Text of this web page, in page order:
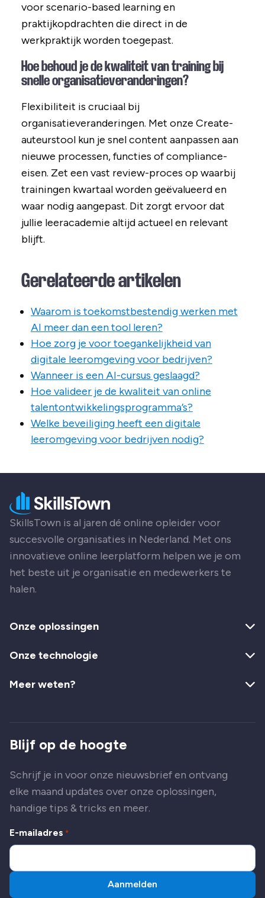
voor scenario-based learning en
praktijkopdrachten die direct in de
werkpraktijk worden toegepast.
Hoe behoud je de kwaliteit van training bij
snelle organisatieveranderingen?
Flexibiliteit is cruciaal bij
organisatieveranderingen. Met onze Create-
auteurstool kun je snel content aanpassen aan
nieuwe processen, functies of compliance-
eisen. Zet een vast review-proces op waarbij
trainingen kwartaal worden geëvalueerd en
waar nodig aangepast. Dit zorgt ervoor dat
jullie leeracademie altijd actueel en relevant
blijft.
Gerelateerde artikelen
Waarom is toekomstbestendig werken met
AI meer dan een tool leren?
Hoe zorg je voor toegankelijkheid van
digitale leeromgeving voor bedrijven?
Wanneer is een AI-cursus geslaagd?
Hoe valideer je de kwaliteit van online
talentontwikkelingsprogramma’s?
Welke beveiliging heeft een digitale
leeromgeving voor bedrijven nodig?
SkillsTown is al jaren dé online opleider voor
succesvolle organisaties in Nederland. Met ons
innovatieve online leerplatform helpen we je om
het beste uit je organisatie en medewerkers te
halen.
Onze oplossingen
Onze technologie
Meer weten?
Blijf op de hoogte
Schrijf je in voor onze nieuwsbrief en ontvang
elke maand updates over onze oplossingen,
handige tips & tricks en meer.
E-mailadres *
Aanmelden